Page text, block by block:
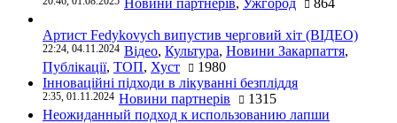
Новини партнерів, Ужгород 864
Артист Fedykovych випустив черговий хіт (ВІДЕО)
22:24, 04.11.2024 Відео, Культура, Новини Закарпаття,
Публікації, ТОП, Хуст
1980
Інноваційні підходи в лікуванні безпліддя
2:35, 01.11.2024 Новини партнерів
1315
Неожиданный подход к использованию лапши